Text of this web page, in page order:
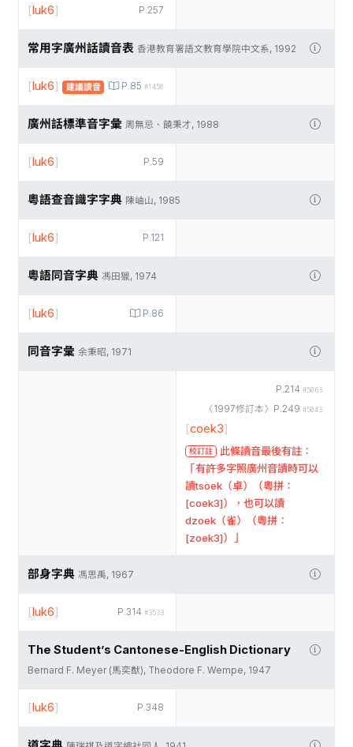
P.257
[luk6]
常用字廣州話讀音表 香港教育署語文教育學院中文系, 1992
P.85 #1458
[luk6] 建議讀音
廣州話標準音字彙 周無忌、饒秉才, 1988
P.59
[luk6]
粵語查音識字字典 陳岫山, 1985
P.121
[luk6]
粵語同音字典 馮田獵, 1974
P.86
[luk6]
同音字彙 余秉昭, 1971
P.214 #5063
〈1997修訂本〉P.249 #5043
[coek3]
校訂註
此條讀音最後有註：
「有許多字照廣州音讀時可以
讀tsoek（卓）（粵拼：
[coek3]），也可以讀
dzoek（雀）（粵拼：
[zoek3]）」
部身字典 馮思禹, 1967
P.314 #3533
[luk6]
The Student’s Cantonese-English Dictionary
Bernard F. Meyer (馬奕猷), Theodore F. Wempe, 1947
P.348
[luk6]